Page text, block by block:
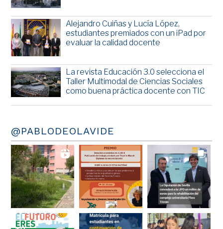
Alejandro Cuiñas y Lucía López,
estudiantes premiados con un iPad por
evaluar la calidad docente
La revista Educación 3.0 selecciona el
Taller Multimodal de Ciencias Sociales
como buena práctica docente con TIC
@PABLODEOLAVIDE